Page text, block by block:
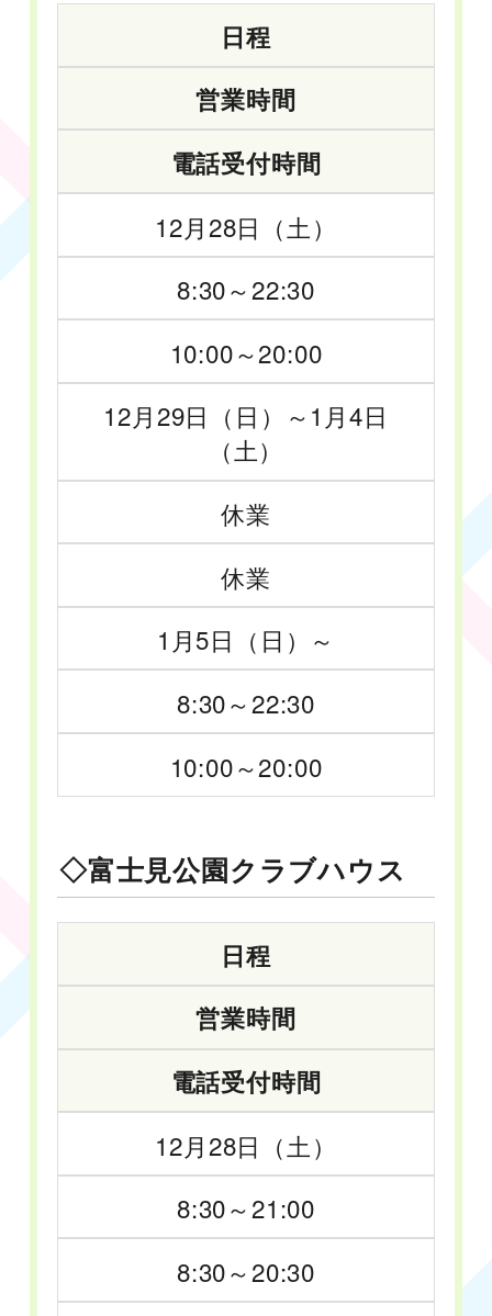
日程
営業時間
電話受付時間
12月28日（土）
8:30～22:30
10:00～20:00
12月29日（日）～1月4日
（土）
休業
休業
1月5日（日）～
8:30～22:30
10:00～20:00
◇富士見公園クラブハウス
日程
営業時間
電話受付時間
12月28日（土）
8:30～21:00
8:30～20:30